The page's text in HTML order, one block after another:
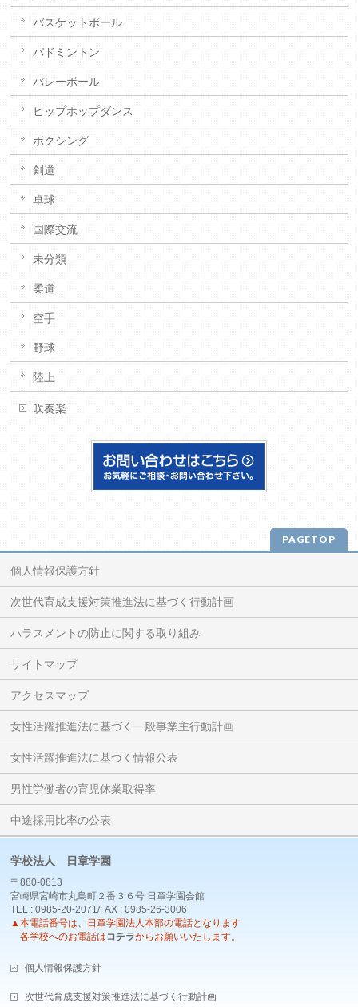
バスケットボール
バドミントン
バレーボール
ヒップホップダンス
ボクシング
剣道
卓球
国際交流
未分類
柔道
空手
野球
陸上
吹奏楽
PAGETOP
個人情報保護方針
次世代育成支援対策推進法に基づく行動計画
ハラスメントの防止に関する取り組み
サイトマップ
アクセスマップ
女性活躍推進法に基づく一般事業主行動計画
女性活躍推進法に基づく情報公表
男性労働者の育児休業取得率
中途採用比率の公表
学校法人 日章学園
〒880-0813
宮崎県宮崎市丸島町２番３６号 日章学園会館
TEL : 0985-20-2071/FAX : 0985-26-3006
▲本電話番号は、日章学園法人本部の電話となります
各学校へのお電話は コチラからお願いいたします。
個人情報保護方針
次世代育成支援対策推進法に基づく行動計画